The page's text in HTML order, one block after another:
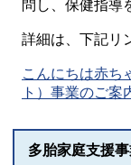
問し、保健指導
詳細は、下記リ
こんにちは赤ち
ト）事業のご案
多胎家庭支援